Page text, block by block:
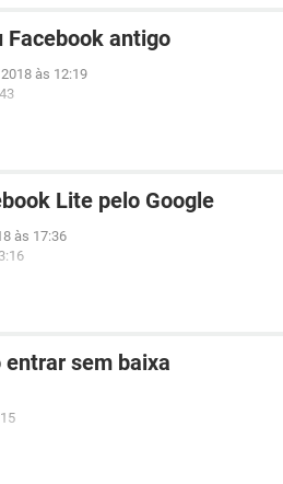
Facebook antigo
às 12:19
Lite pelo Google
às 17:36
sem baixa